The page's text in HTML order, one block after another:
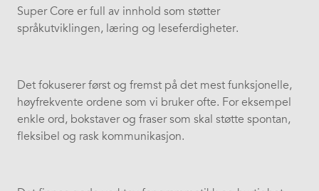
Super Core er full av innhold som støtter
språkutviklingen, læring og leseferdigheter.
Det fokuserer først og fremst på det mest funksjonelle,
høyfrekvente ordene som vi bruker ofte. For eksempel
enkle ord, bokstaver og fraser som skal støtte spontan,
fleksibel og rask kommunikasjon.